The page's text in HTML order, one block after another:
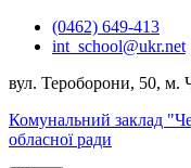
Перейти(0462) 649-413
int_school@ukr.net
вул. Тероборони, 50, м.
Комунальний заклад
обласної ради